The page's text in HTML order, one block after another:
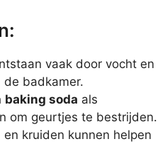
vaak door vocht en
badkamer.
baking soda als
om geurtjes te bestrijden.
en kruiden kunnen helpen